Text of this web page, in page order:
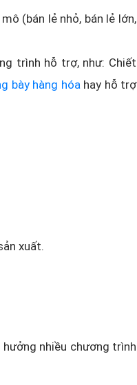
(bán lẻ nhỏ, bán lẻ lớn,
trình hỗ trợ, như: Chiết
bày hàng hóahay hỗ trợ
xuất.
nhiều chương trình